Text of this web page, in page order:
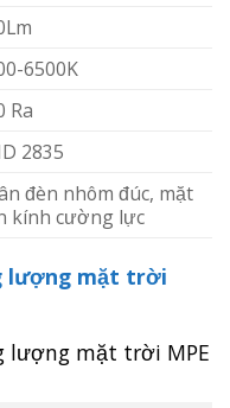
6500K
Ra
2835
đèn nhôm đúc, mặt
kính cường lực
lượng mặt trời